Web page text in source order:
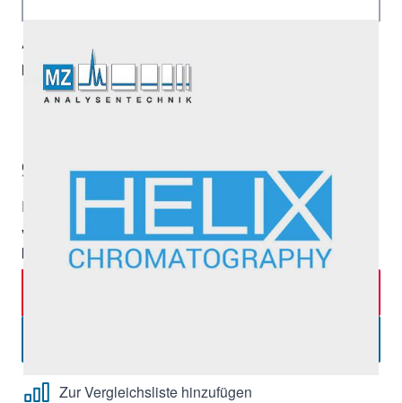
Artikelnummer:
Hersteller: Helix Chromatography
952,00 €|Lieferzeit:ca. 5 Wochen
Exkl. 19% Steuern, exkl.Versandkosten
Verpackungseinheit:4 Stk,
Mindestbestellmenge:1 Stück
Zur Vergleichsliste hinzufügen